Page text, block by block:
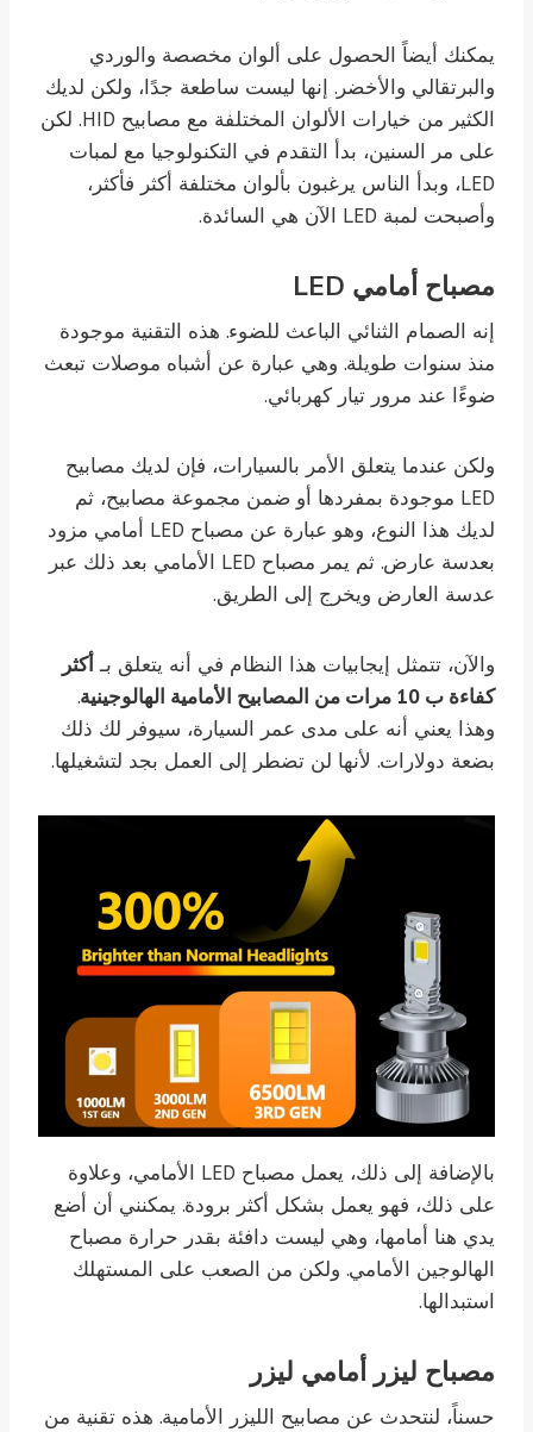
يمكنك أيضاً الحصول على ألوان مخصصة والوردي
والبرتقالي والأخضر. إنها ليست ساطعة جدًا، ولكن لديك
الكثير من خيارات الألوان المختلفة مع مصابيح HID. لكن
على مر السنين، بدأ التقدم في التكنولوجيا مع لمبات
LED، وبدأ الناس يرغبون بألوان مختلفة أكثر فأكثر،
وأصبحت لمبة LED الآن هي السائدة.
مصباح أمامي LED
إنه الصمام الثنائي الباعث للضوء. هذه التقنية موجودة
منذ سنوات طويلة. وهي عبارة عن أشباه موصلات تبعث
ضوءًا عند مرور تيار كهربائي.
ولكن عندما يتعلق الأمر بالسيارات، فإن لديك مصابيح
LED موجودة بمفردها أو ضمن مجموعة مصابيح، ثم
لديك هذا النوع، وهو عبارة عن مصباح LED أمامي مزود
بعدسة عارض. ثم يمر مصباح LED الأمامي بعد ذلك عبر
عدسة العارض ويخرج إلى الطريق.
والآن، تتمثل إيجابيات هذا النظام في أنه يتعلق بـأكثر
كفاءة ب 10 مرات من المصابيح الأمامية الهالوجينية
.
وهذا يعني أنه على مدى عمر السيارة، سيوفر لك ذلك
بضعة دولارات. لأنها لن تضطر إلى العمل بجد لتشغيلها.
بالإضافة إلى ذلك، يعمل مصباح LED الأمامي، وعلاوة
على ذلك، فهو يعمل بشكل أكثر برودة. يمكنني أن أضع
يدي هنا أمامها، وهي ليست دافئة بقدر حرارة مصباح
الهالوجين الأمامي. ولكن من الصعب على المستهلك
استبدالها.
مصباح ليزر أمامي ليزر
حسناً، لنتحدث عن مصابيح الليزر الأمامية. هذه تقنية من